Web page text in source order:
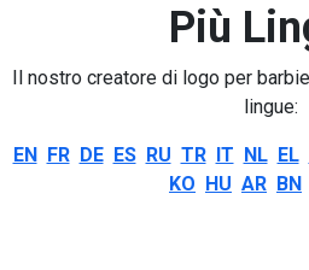
Più
Il nostro creatore di logo per
lingue:
EN FR DE ES RU TR IT NL EL
KO HU AR BN